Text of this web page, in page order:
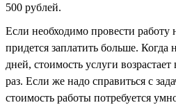
500 рублей.
Если необходимо провести работу
придется заплатить больше.
дней, стоимость услуги
раз. Если же надо справиться с
стоимость работы потребуется